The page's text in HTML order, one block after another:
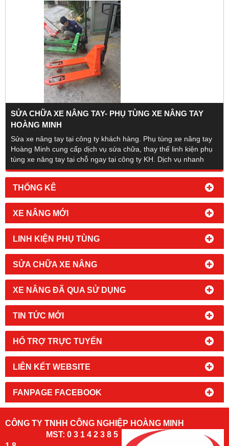
THỐNG KÊ
XE NÂNG MỚI
LINH KIỆN PHỤ TÙNG
SỬA CHỮA XE NÂNG
XE NÂNG ĐÃ QUA SỬ DỤNG
TIN TỨC MỚI
HỔ TRỢ TRỰC TUYẾN
LIÊN KẾT WEBSITE
FANPAGE FACEBOOK
SỬA CHỮA XE NÂNG TAY- PHỤ TÙNG XE NÂNG TAY
HOÀNG MINH
Sửa xe nâng tay tại công ty khách hàng. Phụ tùng xe nâng tay
Hoàng Minh cung cấp dịch vụ sửa chữa, thay thế linh kiện phụ
tùng xe nâng tay tại chỗ ngay tại công ty KH. Dịch vụ nhanh
chóng tiện ích.
CÔNG TY TNHH CÔNG NGHIỆP HOÀNG MINH
MST: 0 3 1 4 2 3 8 5